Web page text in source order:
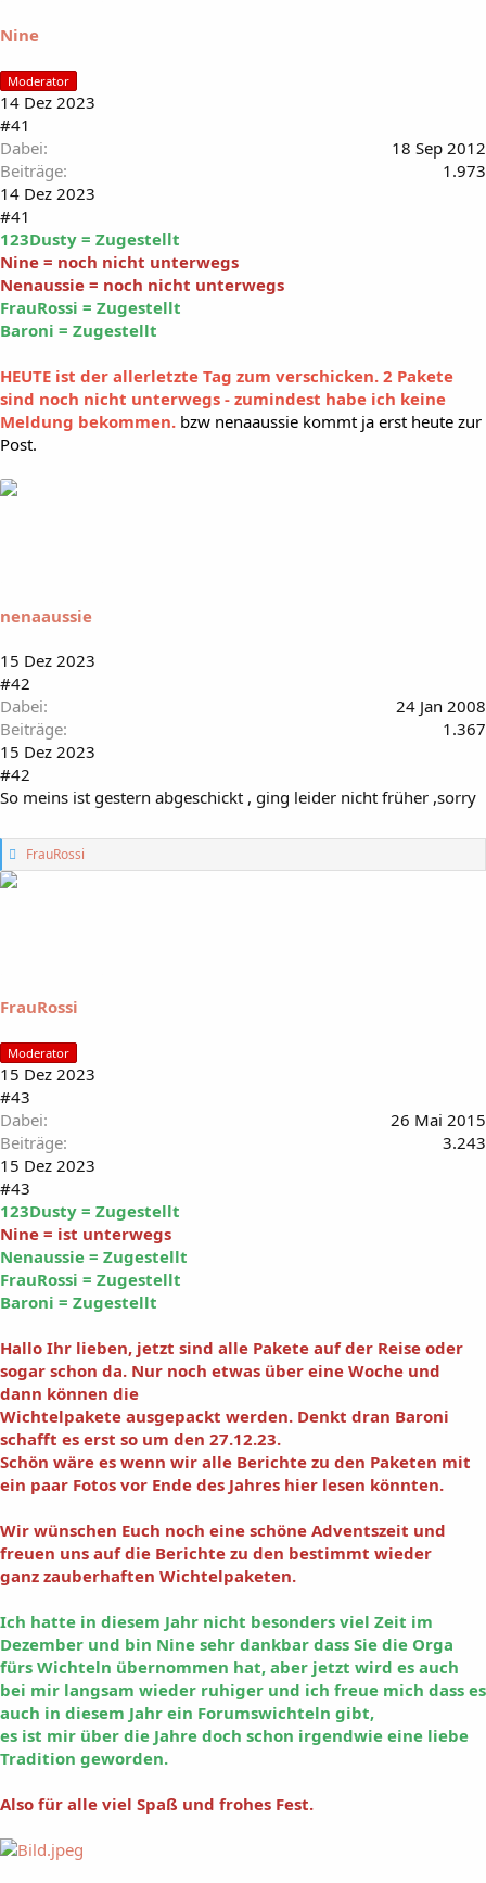
Nine
Moderator
14 Dez 2023
#41
Dabei
18 Sep 2012
Beiträge
1.973
14 Dez 2023
#41
123Dusty = Zugestellt
Nine = noch nicht unterwegs
Nenaussie = noch nicht unterwegs
FrauRossi = Zugestellt
Baroni = Zugestellt
HEUTE ist der allerletzte Tag zum verschicken. 2 Pakete
sind noch nicht unterwegs - zumindest habe ich keine
Meldung bekommen. bzw nenaaussie kommt ja erst heute zur
Post.
nenaaussie
15 Dez 2023
#42
Dabei
24 Jan 2008
Beiträge
1.367
15 Dez 2023
#42
So meins ist gestern abgeschickt , ging leider nicht früher ,sorry
G
e
r
FrauRossi
FrauRossi
Moderator
15 Dez 2023
#43
Dabei
26 Mai 2015
Beiträge
3.243
15 Dez 2023
#43
123Dusty = Zugestellt
Nine = ist unterwegs
Nenaussie = Zugestellt
FrauRossi = Zugestellt
Baroni = Zugestellt
Hallo Ihr lieben, jetzt sind alle Pakete auf der Reise oder
sogar schon da. Nur noch etwas über eine Woche und
dann können die
Wichtelpakete ausgepackt werden. Denkt dran Baroni
schafft es erst so um den 27.12.23.
Schön wäre es wenn wir alle Berichte zu den Paketen mit
ein paar Fotos vor Ende des Jahres hier lesen könnten.
Wir wünschen Euch noch eine schöne Adventszeit und
freuen uns auf die Berichte zu den bestimmt wieder
ganz zauberhaften Wichtelpaketen.
Ich hatte in diesem Jahr nicht besonders viel Zeit im
Dezember und bin Nine sehr dankbar dass Sie die Orga
fürs Wichteln übernommen hat, aber jetzt wird es auch
bei mir langsam wieder ruhiger und ich freue mich dass es
auch in diesem Jahr ein Forumswichteln gibt,
es ist mir über die Jahre doch schon irgendwie eine liebe
Tradition geworden.
Also für alle viel Spaß und frohes Fest.